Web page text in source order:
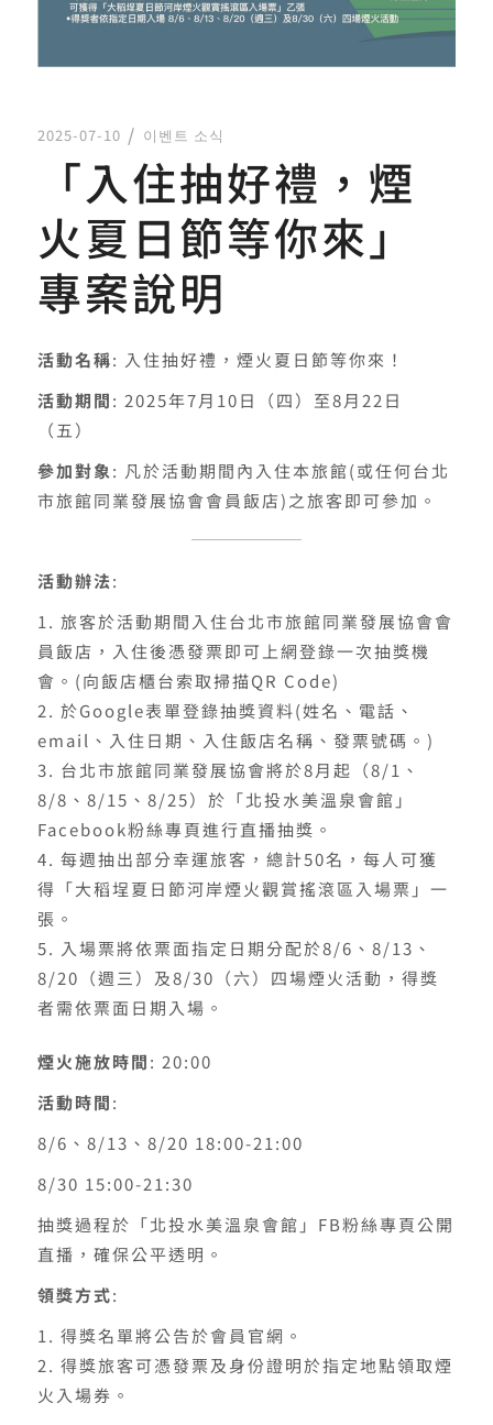
2025-07-10 이벤트 소식
「入住抽好禮，煙
火夏日節等你來」
專案說明
活動名稱: 入住抽好禮，煙火夏日節等你來！
活動期間: 2025年7月10日（四）至8月22日
（五）
參加對象: 凡於活動期間內入住本旅館(或任何台北
市旅館同業發展協會會員飯店)之旅客即可參加。
活動辦法:
旅客於活動期間入住台北市旅館同業發展協會會
員飯店，入住後憑發票即可上網登錄一次抽獎機
會。(向飯店櫃台索取掃描QR Code)
於Google表單登錄抽獎資料(姓名、電話、
email、入住日期、入住飯店名稱、發票號碼。)
台北市旅館同業發展協會將於8月起（8/1、
8/8、8/15、8/25）於「北投水美溫泉會館」
Facebook粉絲專頁進行直播抽獎。
每週抽出部分幸運旅客，總計50名，每人可獲
得「大稻埕夏日節河岸煙火觀賞搖滾區入場票」一
張。
入場票將依票面指定日期分配於8/6、8/13、
8/20（週三）及8/30（六）四場煙火活動，得獎
者需依票面日期入場。
煙火施放時間: 20:00
活動時間:
8/6、8/13、8/20 18:00-21:00
8/30 15:00-21:30
抽獎過程於「北投水美溫泉會館」FB粉絲專頁公開
直播，確保公平透明。
領獎方式:
得獎名單將公告於會員官網。
得獎旅客可憑發票及身份證明於指定地點領取煙
火入場券。